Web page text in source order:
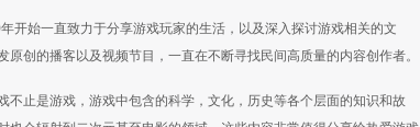
开始一直致力于分享游戏玩家的生活，以及深入探讨游戏相关的文
原创的播客以及视频节目，一直在不断寻找民间高质量的内容创作者。
不止是游戏，游戏中包含的科学，文化，历史等各个层面的知识和故